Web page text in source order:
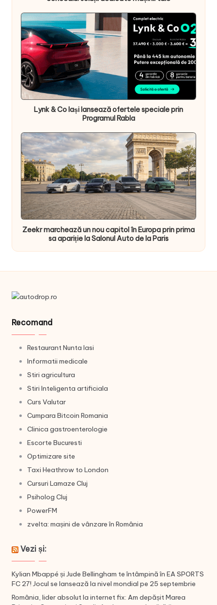
Lynk & Co Iași lansează ofertele speciale prin
Programul Rabla
Zeekr marchează un nou capitol în Europa prin prima
sa apariție la Salonul Auto de la Paris
Recomand
Restaurant Nunta Iasi
Informatii medicale
Stiri agricultura
Stiri Inteligenta artificiala
Curs Valutar
Cumpara Bitcoin Romania
Clinica gastroenterologie
Escorte Bucuresti
Optimizare site
Taxi Heathrow to London
Cursuri Lamaze Cluj
Psiholog Cluj
PowerFM
zvelta: mașini de vânzare în România
Vezi și:
Kylian Mbappé și Jude Bellingham te întâmpină în EA SPORTS
FC 27! Jocul se lansează la nivel mondial pe 25 septembrie
România, lider absolut la internet fix: Am depășit Marea